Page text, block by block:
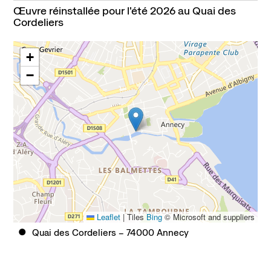
Œuvre réinstallée pour l'été 2026 au Quai des
Cordeliers
+
−
Leaflet |Tiles Bing© Microsoft and suppliers
Quai des Cordeliers 74000 Annecy